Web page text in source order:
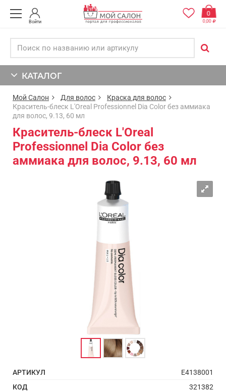
Войти
0
0,00
КАТАЛОГ
Мой Салон Для волос
Краска для волос
Краситель-блеск L'Oreal Professionnel Dia Color без аммиака
для волос, 9.13, 60 мл
Краситель-блеск L'Oreal
Professionnel Dia Color без
аммиака для волос, 9.13, 60 мл
АРТИКУЛ
E4138001
КОД
321382